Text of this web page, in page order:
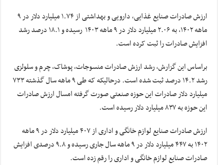
ارزش صادرات صنایع غذایی، دارویی و بهداشتی از ۱.۷۴ میلیارد دلار در ۹
ماهه ۱۴۰۲، به ۲.۰۶ میلیارد دلار در ۹ ماهه ۱۴۰۳ رسیده و ۱۸.۱ درصد رشد
افزایش صادرات را ثبت کرده است.
براساس این گزارش، رشد ارزش صادرات منسوجات، پوشاک، چرم و سلولزی
رشد ۱۴.۲ درصد ثبت شده است. درحالیکه که طی ۹ ماهه سال گذشته ۷۳۳
میلیارد دلار صادرات این حوزه صنعتی صورت گرفته امسال ارزش صادرات
این حوزه به ۸۳۷ میلیارد دلار رسیده است.
ارزش صادرات صنایع لوازم خانگی و اداری از ۴۰۷ میلیارد دلار در ۹ ماهه
۱۴۰۲ به ۴۴۷ میلیارد دلار در ۹ ماهه سال جاری رسیده و ۹.۸ درصدی افزایش
صادرات صنایع لوازم خانگی و اداری را رقم زده است.